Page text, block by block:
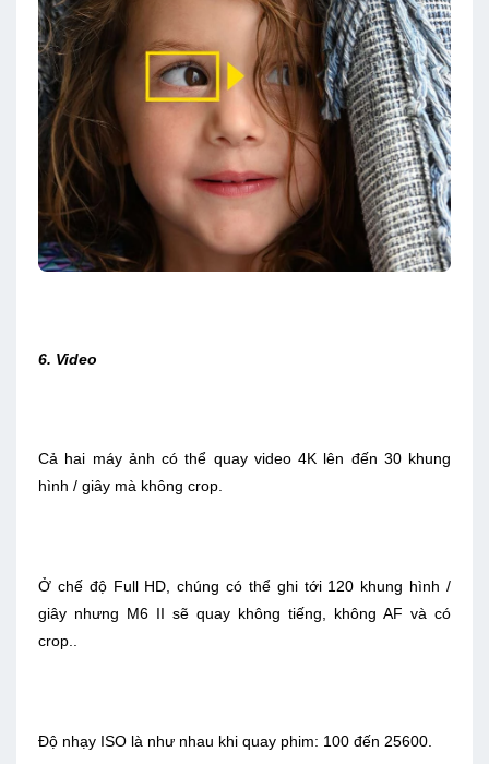
6. Video
Cả hai máy ảnh có thể quay video 4K lên đến 30 khung
hình / giây mà không crop.
Ở chế độ Full HD, chúng có thể ghi tới 120 khung hình /
giây nhưng M6 II sẽ quay không tiếng, không AF và có
crop..
Độ nhạy ISO là như nhau khi quay phim: 100 đến 25600.